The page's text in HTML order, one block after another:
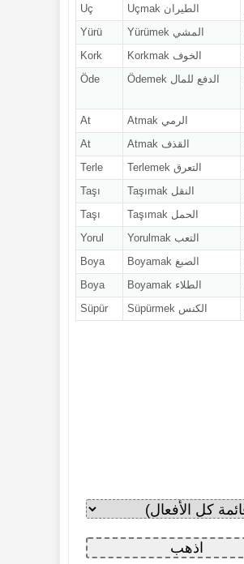
الطيران Uçmak
Uç
المشي Yürümek
Yürü
الخوف Korkmak
Kork
الدفع للمال Ödemek Öde
الرمي Atmak
At
القذف Atmak
At
التعرق Terlemek
Terle
النقل Taşımak
Taşı
الحمل Taşımak
Taşı
التعب Yorulmak
Yorul
الصبغ Boyamak
Boya
الطلاء Boyamak
Boya
الكنس Süpürmek Süpür